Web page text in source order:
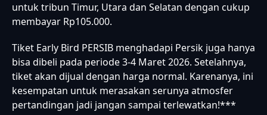
untuk tribun Timur, Utara dan Selatan dengan cukup
membayar Rp105.000.
Tiket Early Bird PERSIB menghadapi Persik juga hanya
bisa dibeli pada periode 3-4 Maret 2026. Setelahnya,
tiket akan dijual dengan harga normal. Karenanya, ini
kesempatan untuk merasakan serunya atmosfer
pertandingan jadi jangan sampai terlewatkan!***